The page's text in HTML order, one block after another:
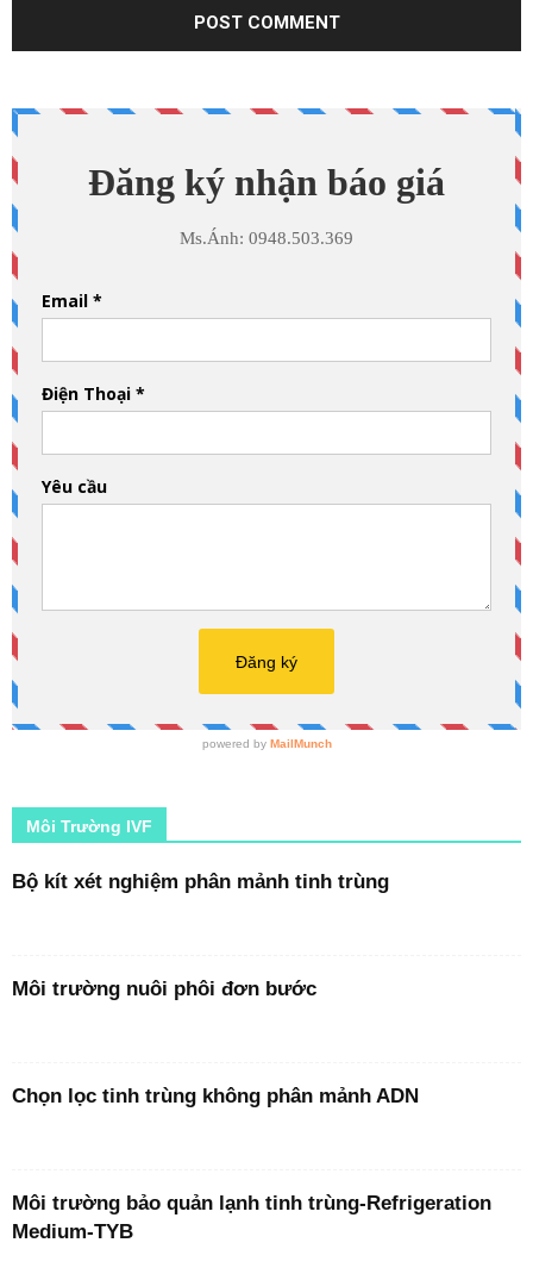
Môi Trường IVF
Bộ kít xét nghiệm phân mảnh tinh trùng
Môi trường nuôi phôi đơn bước
Chọn lọc tinh trùng không phân mảnh ADN
Môi trường bảo quản lạnh tinh trùng-Refrigeration
Medium-TYB